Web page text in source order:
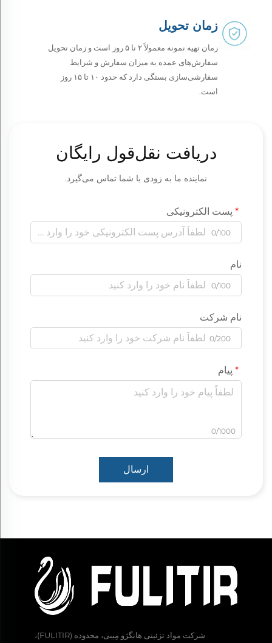
زمان تحویل
زمان تهیه نمونه معمولاً ۲ تا ۵ روز است و زمان تحویل
سفارش‌های عمده به میزان سفارش و شرایط
سفارشی‌سازی بستگی دارد که حدود ۱۰ تا ۱۵ روز
است.
دریافت نقل‌قول رایگان
نماینده ما به زودی با شما تماس می‌گیرد.
پست الکترونیکی
0/100
نام
0/100
نام شرکت
0/200
پیام
0/1000
ارسال
شرکت مواد تزئینی هانگژو مِیبی، محدوده (FULITIR)،